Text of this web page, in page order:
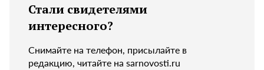
Стали свидетелями
интересного?
Снимайте на телефон, присылайте в
редакцию, читайте на sarnovosti.ru